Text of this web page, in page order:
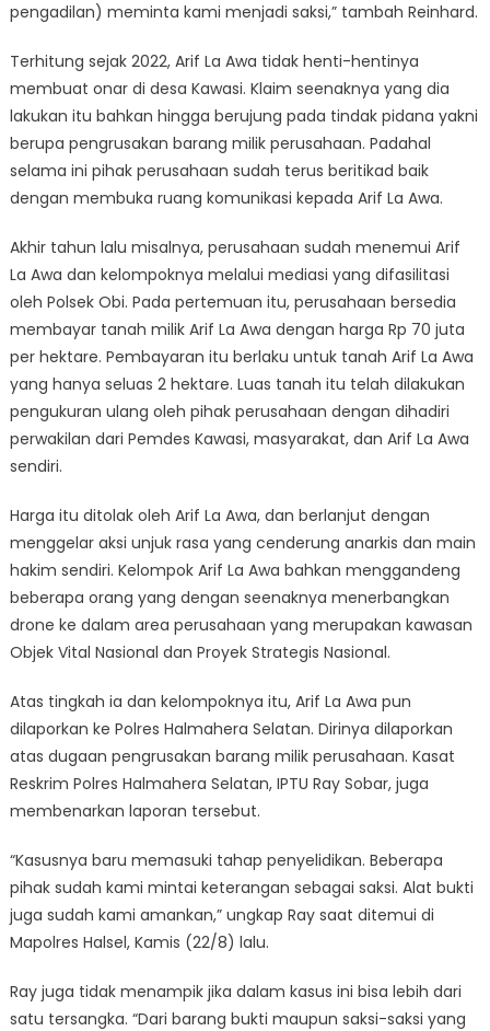
pengadilan) meminta kami menjadi saksi,” tambah Reinhard.
Terhitung sejak 2022, Arif La Awa tidak henti-hentinya
membuat onar di desa Kawasi. Klaim seenaknya yang dia
lakukan itu bahkan hingga berujung pada tindak pidana yakni
berupa pengrusakan barang milik perusahaan. Padahal
selama ini pihak perusahaan sudah terus beritikad baik
dengan membuka ruang komunikasi kepada Arif La Awa.
Akhir tahun lalu misalnya, perusahaan sudah menemui Arif
La Awa dan kelompoknya melalui mediasi yang difasilitasi
oleh Polsek Obi. Pada pertemuan itu, perusahaan bersedia
membayar tanah milik Arif La Awa dengan harga Rp 70 juta
per hektare. Pembayaran itu berlaku untuk tanah Arif La Awa
yang hanya seluas 2 hektare. Luas tanah itu telah dilakukan
pengukuran ulang oleh pihak perusahaan dengan dihadiri
perwakilan dari Pemdes Kawasi, masyarakat, dan Arif La Awa
sendiri.
Harga itu ditolak oleh Arif La Awa, dan berlanjut dengan
menggelar aksi unjuk rasa yang cenderung anarkis dan main
hakim sendiri. Kelompok Arif La Awa bahkan menggandeng
beberapa orang yang dengan seenaknya menerbangkan
drone ke dalam area perusahaan yang merupakan kawasan
Objek Vital Nasional dan Proyek Strategis Nasional.
Atas tingkah ia dan kelompoknya itu, Arif La Awa pun
dilaporkan ke Polres Halmahera Selatan. Dirinya dilaporkan
atas dugaan pengrusakan barang milik perusahaan. Kasat
Reskrim Polres Halmahera Selatan, IPTU Ray Sobar, juga
membenarkan laporan tersebut.
“Kasusnya baru memasuki tahap penyelidikan. Beberapa
pihak sudah kami mintai keterangan sebagai saksi. Alat bukti
juga sudah kami amankan,” ungkap Ray saat ditemui di
Mapolres Halsel, Kamis (22/8) lalu.
Ray juga tidak menampik jika dalam kasus ini bisa lebih dari
satu tersangka. “Dari barang bukti maupun saksi-saksi yang